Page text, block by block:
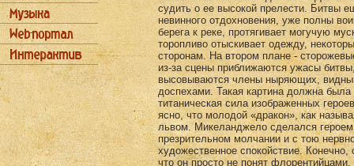
судить о ее высокой прелести. Битвы
невинного отдохновения, уже полны
берега к реке, протягивает могучую
торопливо отыскивает одежду,
сторонам. На втором плане -
из-за сцены приближаются ужасы
высовываются члены ныряющих,
доспехами. Такая картина должна
титаническая сила изображенных
ясно, что молодой «дракон», как
львом. Микеланджело сделался
презрительном молчании и с тою
художественное спокойствие.
что он просто не понят